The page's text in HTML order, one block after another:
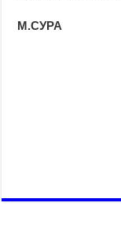
М.СУРА